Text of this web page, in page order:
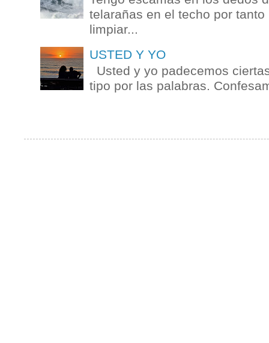
telarañas en el techo por
limpiar...
USTED Y YO
Usted y yo padecemos
tipo por las palabras.